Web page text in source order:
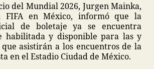
del Mundial 2026, Jurgen Mainka,
en México, informó que la
de boletaje ya se encuentra
habilitada y disponible para las y
asistirán a los encuentros de la
en el Estadio Ciudad de México.